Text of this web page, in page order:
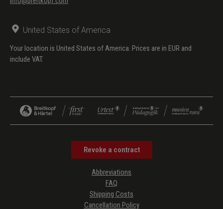
United States of America
Your location is United States of America. Prices are in EUR and
include VAT.
Revoke a contract
Abbreviations
FAQ
Shipping Costs
Cancellation Policy